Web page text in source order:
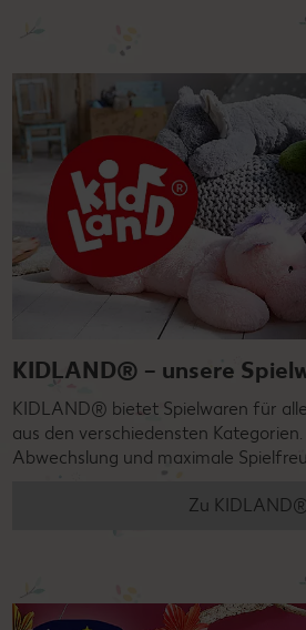
KIDLAND® – unsere
KIDLAND® bietet Spielwaren für
aus den verschiedensten Kategorien.
Abwechslung und maximale
Zu